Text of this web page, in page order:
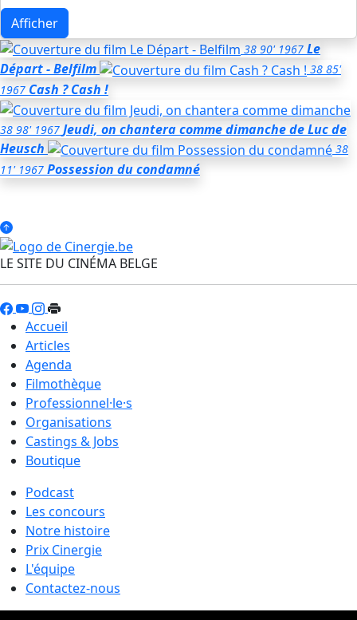
Afficher
38 90' 1967 Le
Départ - Belfilm
38 85'
1967 Cash ? Cash !
38 98' 1967 Jeudi, on chantera comme dimanchede Luc de
Heusch
38
11' 1967 Possession du condamné
LE SITE DU CINÉMA BELGE
Accueil
Articles
Agenda
Filmothèque
Professionnel·le·s
Organisations
Castings & Jobs
Boutique
Podcast
Les concours
Notre histoire
Prix Cinergie
L'équipe
Contactez-nous